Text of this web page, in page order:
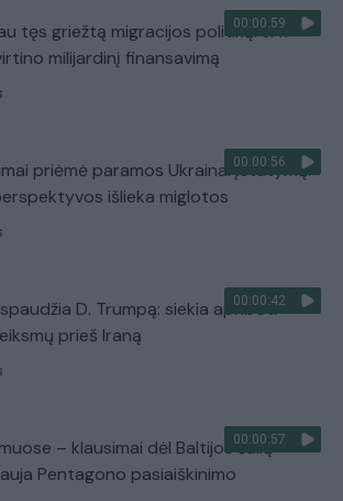
00:00:59
tęs griežtą migracijos politiką: JAV
milijardinį finansavimą
00:00:56
priėmė paramos Ukrainai įstatymą:
išlieka miglotos
00:00:42
D. Trumpą: siekia apriboti
prieš Iraną
00:00:57
– klausimai dėl Baltijos šalių
Pentagono pasiaiškinimo